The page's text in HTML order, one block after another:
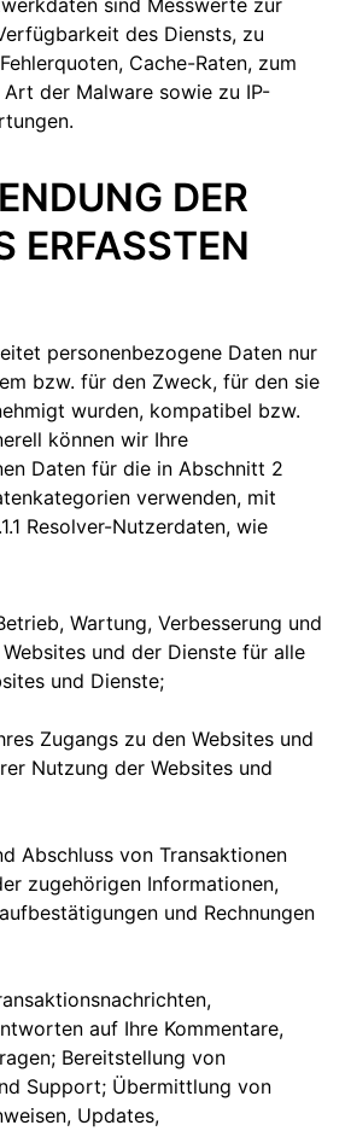
sind Messwerte zur
des Diensts, zu
Cache-Raten, zum
der Malware sowie zu IP-
DER
ERFASSTEN
personenbezogene Daten nur
bzw. für den Zweck, für den sie
wurden, kompatibel bzw.
können wir Ihre
Daten für die in Abschnitt 2
verwenden, mit
Resolver-Nutzerdaten, wie
Wartung, Verbesserung und
und der Dienste für alle
und Dienste;
Zugangs zu den Websites und
Nutzung der Websites und
Abschluss von Transaktionen
zugehörigen Informationen,
und Rechnungen
auf Ihre Kommentare,
Bereitstellung von
Support; Übermittlung von
Updates,